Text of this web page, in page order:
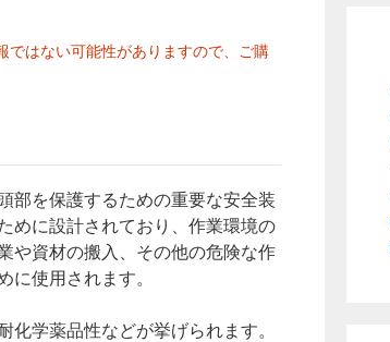
はない可能性がありますので、ご購
部を保護するための重要な安全装
めに設計されており、作業環境の
や資材の搬入、その他の危険な作
使用されます。
学薬品性などが挙げられます。